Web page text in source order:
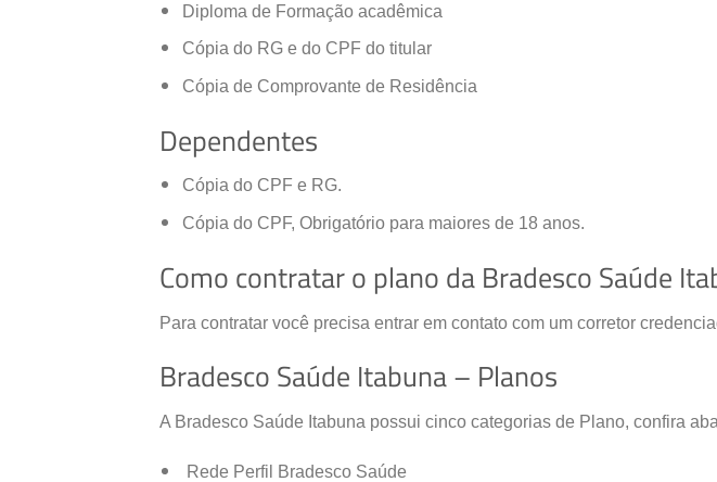
Diploma de Formação acadêmica
Cópia do RG e do CPF do titular
Cópia de Comprovante de Residência
Dependentes
Cópia do CPF e RG.
Cópia do CPF, Obrigatório para maiores de 18 anos.
Como contratar o plano da Bradesco Saúde
Para contratar você precisa entrar em contato com um corretor
Bradesco Saúde Itabuna – Planos
A Bradesco Saúde Itabuna possui cinco categorias de Plano, confira
Rede Perfil Bradesco Saúde